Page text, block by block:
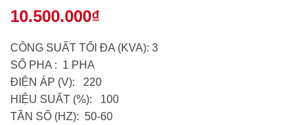
10.500.000₫
CÔNG SUẤT TỐI ĐA (KVA): 3
SỐ PHA : 1 PHA
ĐIỆN ÁP (V): 220
HIỆU SUẤT (%): 100
TẦN SỐ (HZ): 50-60